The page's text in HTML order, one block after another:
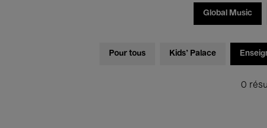
Global Music
Pour tous Kids’ Palace
0